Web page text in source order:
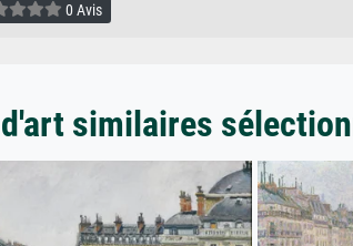
0 Avis
similaires